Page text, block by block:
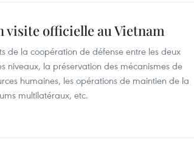
visite officielle au Vietnam
de la coopération de défense entre les deux
niveaux, la préservation des mécanismes de
humaines, les opérations de maintien de la
multilatéraux, etc.